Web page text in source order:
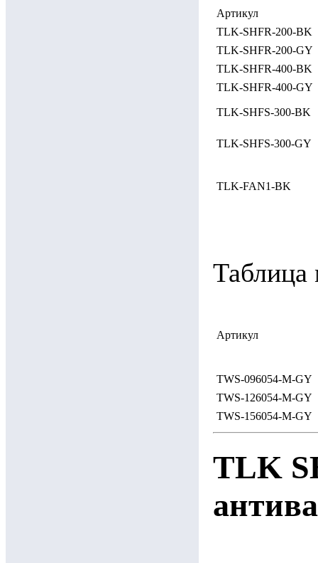
Артикул
TLK-SHFR-200-BK
TLK-SHFR-200-GY
TLK-SHFR-400-BK
TLK-SHFR-400-GY
TLK-SHFS-300-BK
TLK-SHFS-300-GY
TLK-FAN1-BK
Таблица
Артикул
TWS-096054-M-GY
TWS-126054-M-GY
TWS-156054-M-GY
TLK